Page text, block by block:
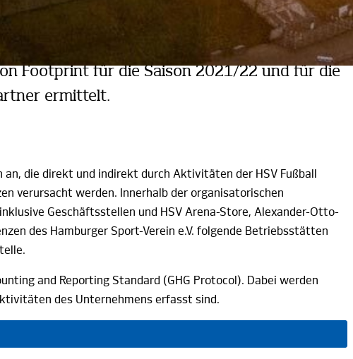
Footprint für die Saison 2021/22 und für die
ermittelt.
die direkt und indirekt durch Aktivitäten der HSV Fußball
verursacht werden. Innerhalb der organisatorischen
Geschäftsstellen und HSV Arena-Store, Alexander-Otto-
des Hamburger Sport-Verein e.V. folgende Betriebsstätten
and Reporting Standard (GHG Protocol). Dabei werden
des Unternehmens erfasst sind.